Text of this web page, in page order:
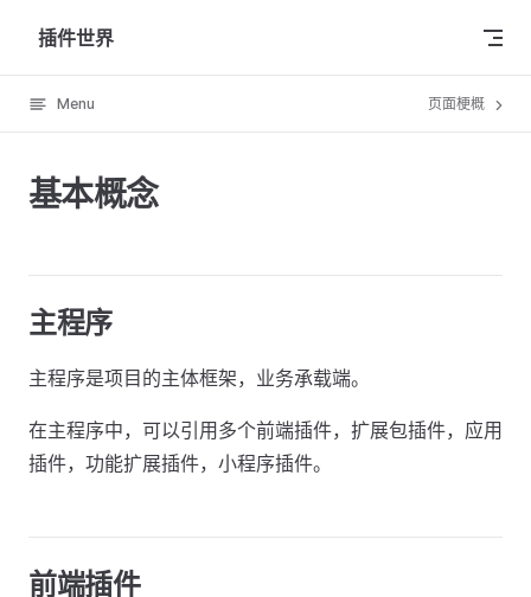
Skip to content
插件世界
Menu 页面梗概
基本概念
主程序
主程序是项目的主体框架，业务承载端。
在主程序中，可以引用多个前端插件，扩展包插件，应用
插件，功能扩展插件，小程序插件。
前端插件